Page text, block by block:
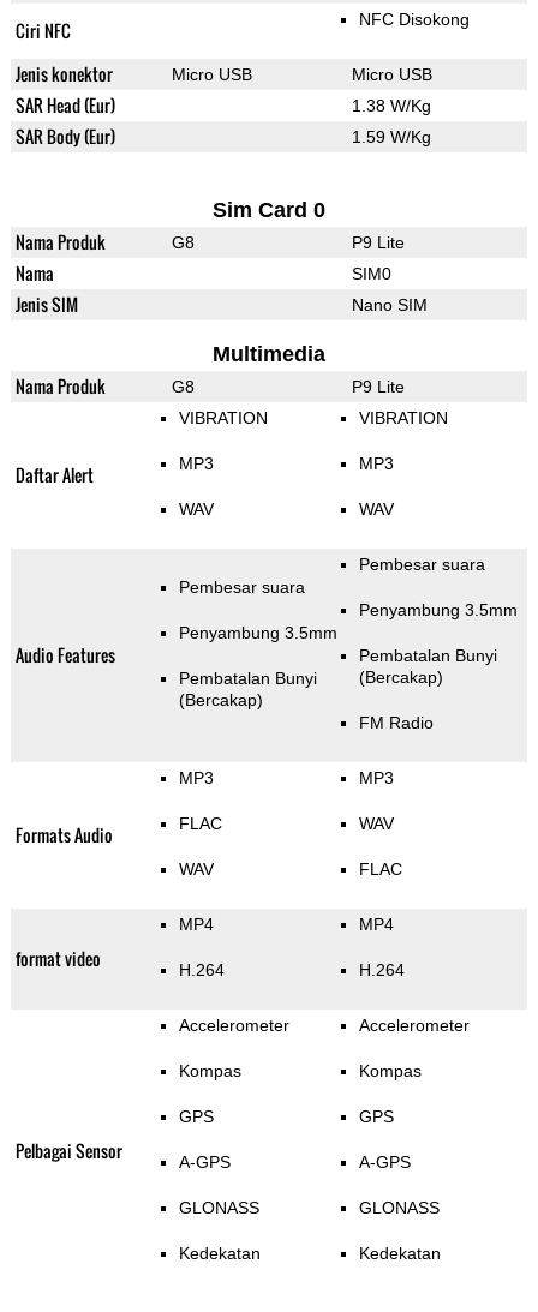
Ciri NFC NFC Disokong
Jenis konektor Micro USB Micro USB
SAR Head (Eur) 1.38 W/Kg
SAR Body (Eur) 1.59 W/Kg
Sim Card 0
Nama Produk G8 P9 Lite
Nama SIM0
Jenis SIM Nano SIM
Multimedia
Nama Produk G8 P9 Lite
Daftar Alert
VIBRATION
MP3
WAV
VIBRATION
MP3
WAV
Audio Features
Pembesar suara
Penyambung 3.5mm
Pembatalan Bunyi
(Bercakap)
Pembesar suara
Penyambung 3.5mm
Pembatalan Bunyi
(Bercakap)
FM Radio
Formats Audio
MP3
FLAC
WAV
MP3
WAV
FLAC
format video
MP4
H.264
MP4
H.264
Pelbagai Sensor
Accelerometer
Kompas
GPS
A-GPS
GLONASS
Kedekatan
Accelerometer
Kompas
GPS
A-GPS
GLONASS
Kedekatan